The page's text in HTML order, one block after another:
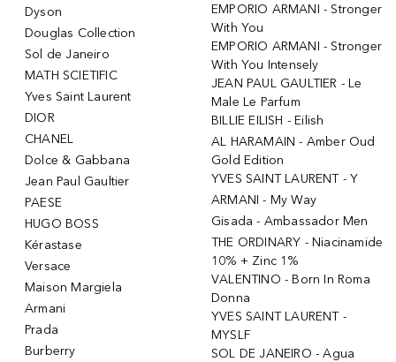
Dyson
Douglas Collection
Sol de Janeiro
MATH SCIETIFIC
Yves Saint Laurent
DIOR
CHANEL
Dolce & Gabbana
Jean Paul Gaultier
PAESE
HUGO BOSS
Kérastase
Versace
Maison Margiela
Armani
Prada
Burberry
EMPORIO ARMANI - Stronger
With You
EMPORIO ARMANI - Stronger
With You Intensely
JEAN PAUL GAULTIER - Le
Male Le Parfum
BILLIE EILISH - Eilish
AL HARAMAIN - Amber Oud
Gold Edition
YVES SAINT LAURENT - Y
ARMANI - My Way
Gisada - Ambassador Men
THE ORDINARY - Niacinamide
10% + Zinc 1%
VALENTINO - Born In Roma
Donna
YVES SAINT LAURENT -
MYSLF
SOL DE JANEIRO - Agua